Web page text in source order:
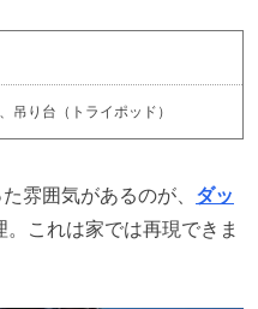
吊り台（トライポッド）
雰囲気があるのが、 ダッ
これは家では再現できま